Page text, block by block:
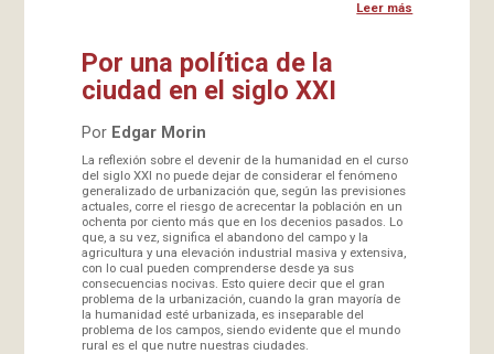
Leer más
Por una política de la
ciudad en el siglo XXI
Por Edgar Morin
La reflexión sobre el devenir de la humanidad en el curso
del siglo XXI no puede dejar de considerar el fenómeno
generalizado de urbanización que, según las previsiones
actuales, corre el riesgo de acrecentar la población en un
ochenta por ciento más que en los decenios pasados. Lo
que, a su vez, significa el abandono del campo y la
agricultura y una elevación industrial masiva y extensiva,
con lo cual pueden comprenderse desde ya sus
consecuencias nocivas. Esto quiere decir que el gran
problema de la urbanización, cuando la gran mayoría de
la humanidad esté urbanizada, es inseparable del
problema de los campos, siendo evidente que el mundo
rural es el que nutre nuestras ciudades.